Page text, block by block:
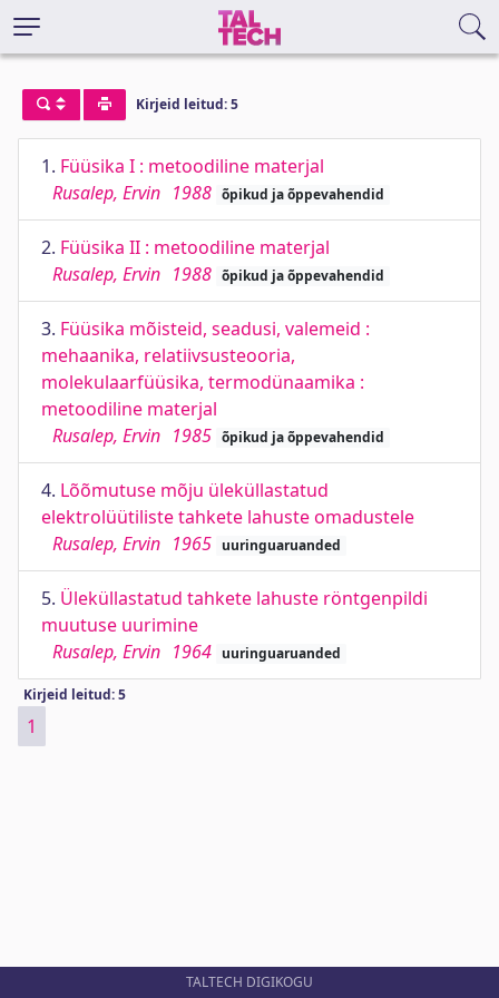
Kirjeid leitud: 5
1. Füüsika I : metoodiline materjal
Rusalep, Ervin 1988 õpikud ja õppevahendid
2. Füüsika II : metoodiline materjal
Rusalep, Ervin 1988 õpikud ja õppevahendid
3. Füüsika mõisteid, seadusi, valemeid :
mehaanika, relatiivsusteooria,
molekulaarfüüsika, termodünaamika :
metoodiline materjal
Rusalep, Ervin 1985 õpikud ja õppevahendid
4. Lõõmutuse mõju üleküllastatud
elektrolüütiliste tahkete lahuste omadustele
Rusalep, Ervin 1965 uuringuaruanded
5. Üleküllastatud tahkete lahuste röntgenpildi
muutuse uurimine
Rusalep, Ervin 1964 uuringuaruanded
Kirjeid leitud: 5
1
TALTECH DIGIKOGU